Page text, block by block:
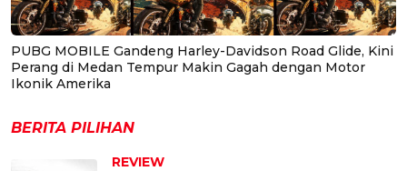
PUBG MOBILE Gandeng Harley-Davidson Road Glide, Kini
Perang di Medan Tempur Makin Gagah dengan Motor
Ikonik Amerika
BERITA PILIHAN
REVIEW